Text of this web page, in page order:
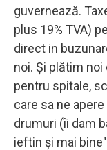
guvernează.
plus 19% TVA)
direct in
noi. Și plătim
pentru spitale,
care sa ne
drumuri (îi dam
ieftin și mai